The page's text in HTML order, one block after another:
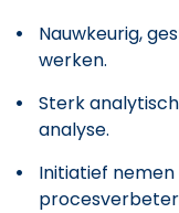
Nauwkeurig,
werken.
Sterk
analyse.
Initiatief